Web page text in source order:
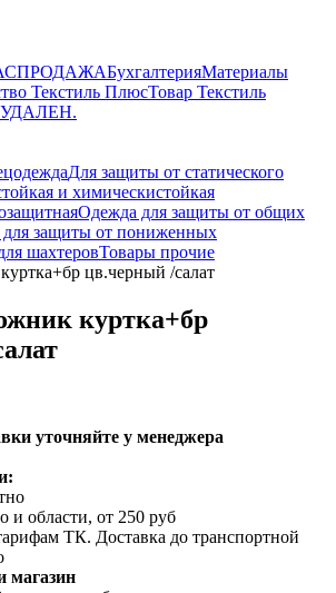
БухгалтерияМатериалы
Текстиль ПлюсТовар Текстиль
УДАЛЕН.
Для защиты от статического
и химическистойкая
Одежда для защиты от общих
защиты от пониженных
шахтеровТовары прочие
цв.черный /салат
куртка+бр
уточняйте у менеджера
и области, от 250 руб
ТК. Доставка до транспортной
магазин